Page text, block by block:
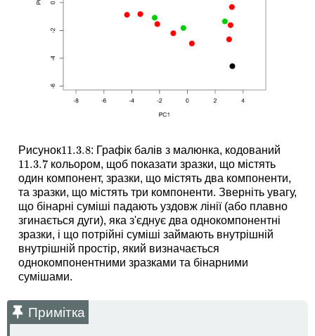
Рисунок11.3.8
11.3.8: Графік балів з малюнка, кодований
11.3.7
11.3.7 кольором, щоб показати зразки, що містять
один компонент, зразки, що містять два компоненти,
та зразки, що містять три компоненти. Зверніть увагу,
що бінарні суміші падають уздовж лінії (або плавно
згинається дуги), яка з'єднує два однокомпонентні
зразки, і що потрійні суміші займають внутрішній
внутрішній простір, який визначається
однокомпонентними зразками та бінарними
сумішами.
Примітка